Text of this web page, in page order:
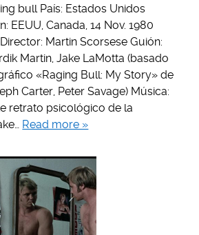
bull País: Estados Unidos
EEUU, Canada, 14 Nov. 1980
Martin Scorsese Guión:
Martin, Jake LaMotta (basado
«Raging Bull: My Story» de
Carter, Peter Savage) Música:
retrato psicológico de la
Read more »